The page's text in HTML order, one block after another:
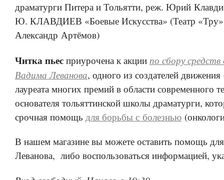
драматурги Питера и Тольятти, реж. Юрий
Ю. КЛАВДИЕВ «Боевые Искусства» (Театр
Александр Артёмов)
Читка пьес приурочена к акции по сбору
Вадима Леванова, одного из создателей движения
лауреата многих премий в области современного
основателя тольяттинской школы драматурги,
срочная помощь для борьбы с болезнью
В нашем магазине вы можете оставить помощь
Леванова, либо воспользоваться информацией,